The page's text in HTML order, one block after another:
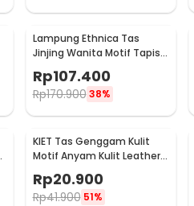
Lampung Ethnica Tas
Jinjing Wanita Motif Tapis
Rp107.400
Rp170.900 38%
KIET Tas Genggam Kulit
Motif Anyam Kulit Leather
Rp20.900
Rp41.900 51%